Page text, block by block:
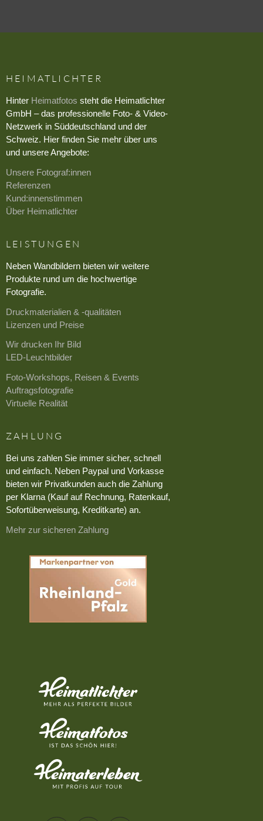
HEIMATLICHTER
Hinter Heimatfotos steht die Heimatlichter
GmbH – das professionelle Foto- & Video-
Netzwerk in Süddeutschland und der
Schweiz. Hier finden Sie mehr über uns
und unsere Angebote:
Unsere Fotograf:innen
Referenzen
Kund:innenstimmen
Über Heimatlichter
LEISTUNGEN
Neben Wandbildern bieten wir weitere
Produkte rund um die hochwertige
Fotografie.
Druckmaterialien & -qualitäten
Lizenzen und Preise
Wir drucken Ihr Bild
LED-Leuchtbilder
Foto-Workshops, Reisen & Events
Auftragsfotografie
Virtuelle Realität
ZAHLUNG
Bei uns zahlen Sie immer sicher, schnell
und einfach. Neben Paypal und Vorkasse
bieten wir Privatkunden auch die Zahlung
per Klarna (Kauf auf Rechnung, Ratenkauf,
Sofortüberweisung, Kreditkarte) an.
Mehr zur sicheren Zahlung